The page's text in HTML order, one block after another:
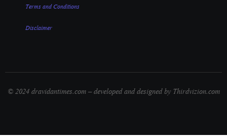
Terms and Conditions
Disclaimer
© 2024 dravidantimes.com – developed and designed by Thirdvizion.com